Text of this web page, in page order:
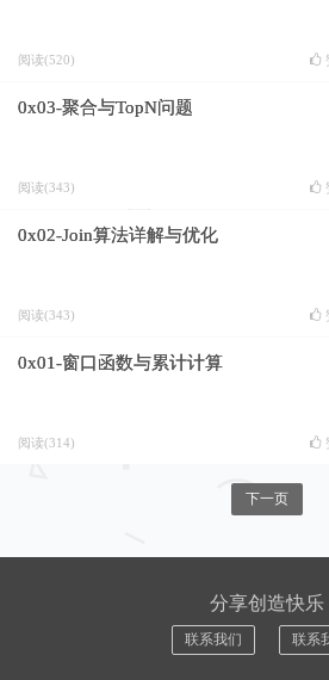
阅读(520)
0x03-聚合与TopN问题
阅读(343)
0x02-Join算法详解与优化
阅读(343)
0x01-窗口函数与累计计算
阅读(314)
下一页
分享创造快乐
联系我们 联系